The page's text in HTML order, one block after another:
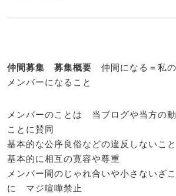
仲間募集 募集概要 仲間になる＝私
メンバーになること
メンバーのことは 当ブログや当方の
ことに賛同
基本的な公序良俗などの違反しないこと
基本的に相互の寛容や尊重
メンバー間のじゃれ合いや小さないざ
に マジ喧嘩禁止